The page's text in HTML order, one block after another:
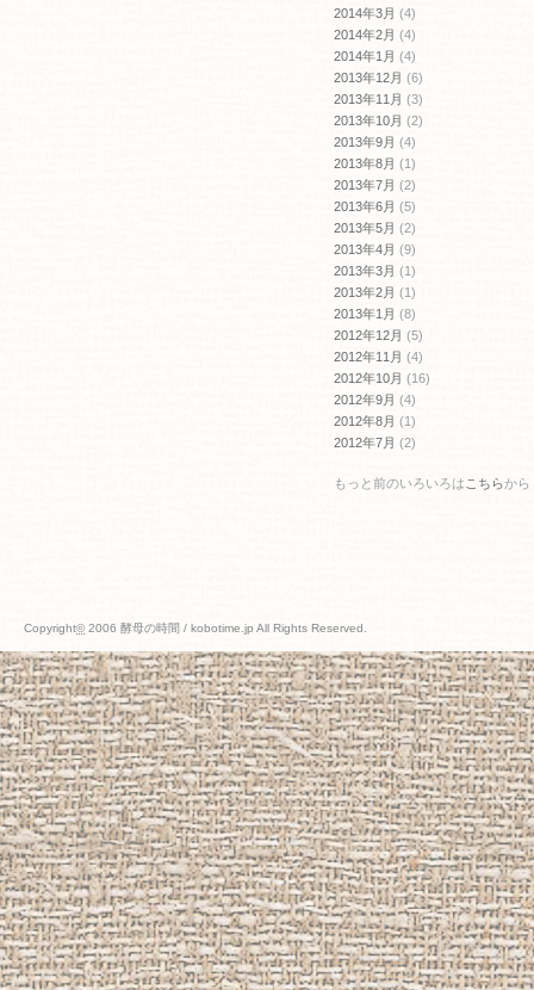
2014年3月 (4)
2014年2月 (4)
2014年1月 (4)
2013年12月 (6)
2013年11月 (3)
2013年10月 (2)
2013年9月 (4)
2013年8月 (1)
2013年7月 (2)
2013年6月 (5)
2013年5月 (2)
2013年4月 (9)
2013年3月 (1)
2013年2月 (1)
2013年1月 (8)
2012年12月 (5)
2012年11月 (4)
2012年10月 (16)
2012年9月 (4)
2012年8月 (1)
2012年7月 (2)
もっと前のいろいろは こちらから
Copyright© 2006 酵母の時間 / kobotime.jp All Rights Reserved.